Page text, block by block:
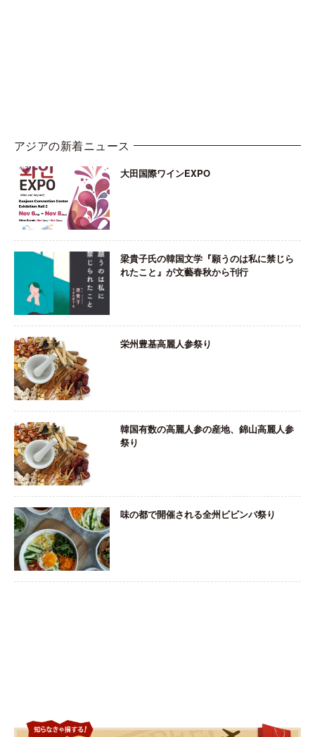
アジアの新着ニュース
大田国際ワインEXPO
梁貴子氏の韓国文学『願うのは私に禁じら
れたこと』が文藝春秋から刊行
栄州豊基高麗人参祭り
韓国有数の高麗人参の産地、錦山高麗人参
祭り
味の都で開催される全州ビビンバ祭り